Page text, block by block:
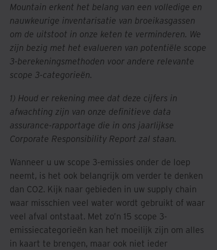
Mountain erkent het belang van een volledige en
nauwkeurige inventarisatie van broeikasgassen
om de uitstoot in onze keten te verminderen. We
zijn bezig met het evalueren van potentiële scope
3-berekeningsmethoden voor andere relevante
scope 3-categorieën.
1) Houd er rekening mee dat deze cijfers in
afwachting zijn van onze definitieve data
assurance-rapportage die in ons jaarlijkse
Corporate Responsibility Report zal staan.
Wanneer u uw scope 3-emissies onder de loep
neemt, is het ook belangrijk om verder te denken
dan CO2. Kijk naar gebieden in uw supply chain
waar misschien veel water wordt gebruikt of waar
veel afval ontstaat. Met zo’n 15 scope 3-
emissiecategorieën kan het moeilijk zijn om alles
in kaart te brengen, maar ook niet ieder